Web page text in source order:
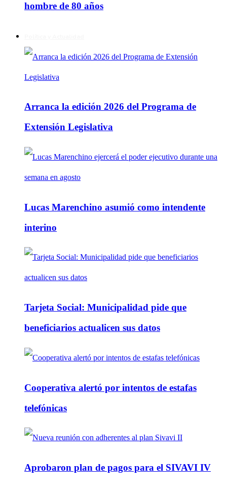
hombre de 80 años
Arranca la edición 2026 del Programa de
Extensión Legislativa
Lucas Marenchino asumió como intendente
interino
Tarjeta Social: Municipalidad pide que
beneficiarios actualicen sus datos
Cooperativa alertó por intentos de estafas
telefónicas
Aprobaron plan de pagos para el SIVAVI IV